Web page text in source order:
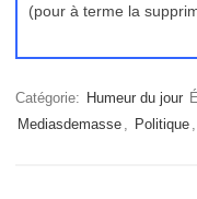
(pour à terme la
Catégorie: Humeur du jour
Mediasdemasse , Politique ,